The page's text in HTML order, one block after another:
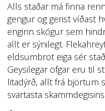
Alls staðar má finna
gengur og gerist víðast
enginn skógur sem
allt er sýnilegt.
eldsumbrot eiga sér
Geysilegar öfgar eru til
litadýrð, allt frá björtum
svartasta